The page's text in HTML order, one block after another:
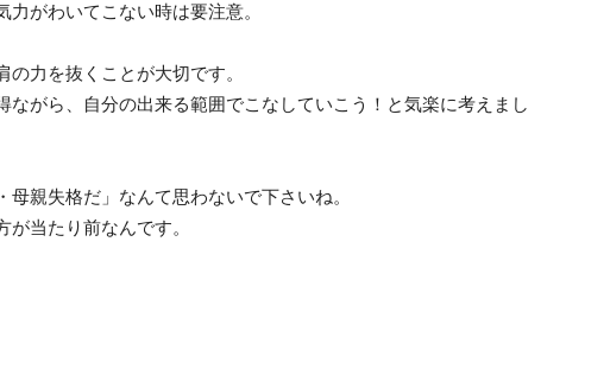
がわいてこない時は要注意。
の力を抜くことが大切です。
ながら、自分の出来る範囲でこなしていこう！と気楽に考えまし
母親失格だ」なんて思わないで下さいね。
当たり前なんです。